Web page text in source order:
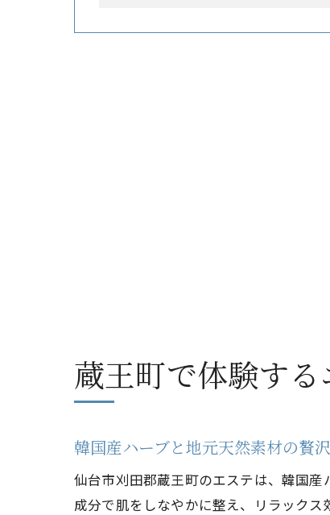
蔵王町で体験す
韓国産ハーブと地元天然素材の贅
仙台市刈田郡蔵王町のエステは、韓国
成分で肌をしなやかに整え、リラック